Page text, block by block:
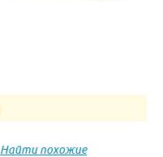
Найти похожие